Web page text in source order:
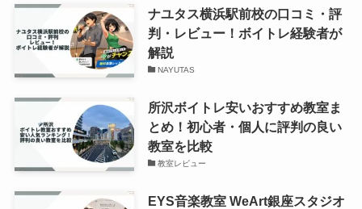
ナユタス横浜駅前校の口コミ・評
判・レビュー！ボイトレ経験者が
解説
NAYUTAS
所沢ボイトレ安いおすすめ教室ま
とめ！初心者・個人に評判の良い
教室を比較
教室レビュー
EYS音楽教室 WeArt銀座スタジオ